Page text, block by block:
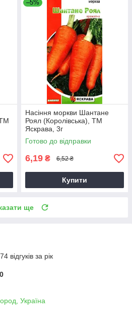
–5%
Насіння моркви Шантане
Роял (Королівська), ТМ
Яскрава, 3г
Готово до відправки
6,19 ₴ 6,52 ₴
Купити
ще
відгуків за рік
Україна